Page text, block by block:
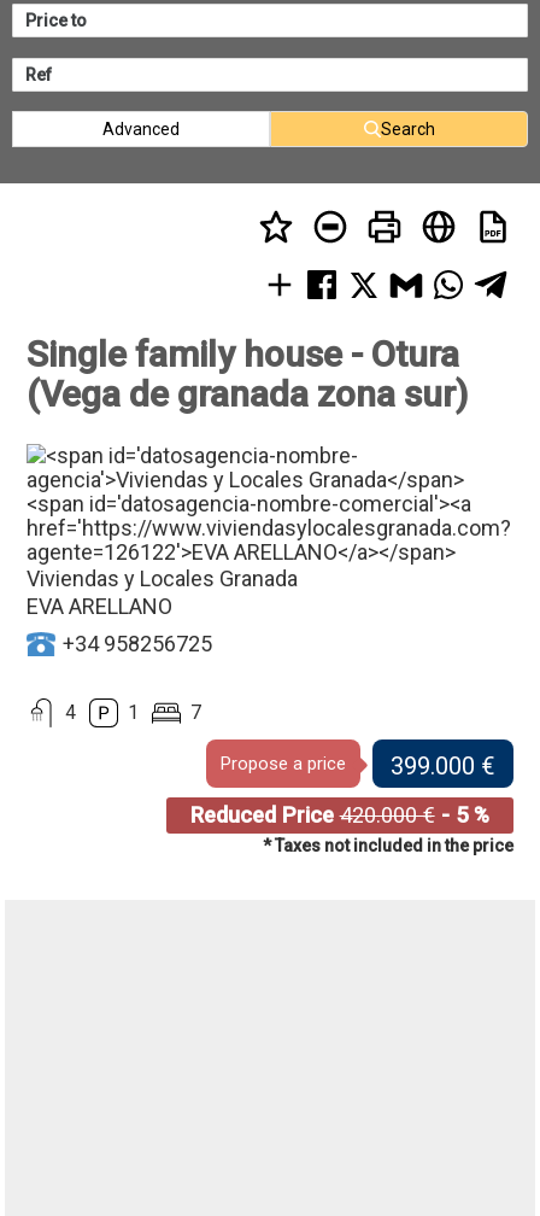
Advanced Search
Single family house - Otura
(Vega de granada zona sur)
Viviendas y Locales Granada
EVA ARELLANO
+34 958256725
4 7
1
Propose a price 399.000 €
Reduced Price420.000 €- 5 %
* Taxes not included in the price